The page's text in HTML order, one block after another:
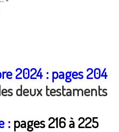
2024 : pages 204
deux testaments
: pages 216 à 225